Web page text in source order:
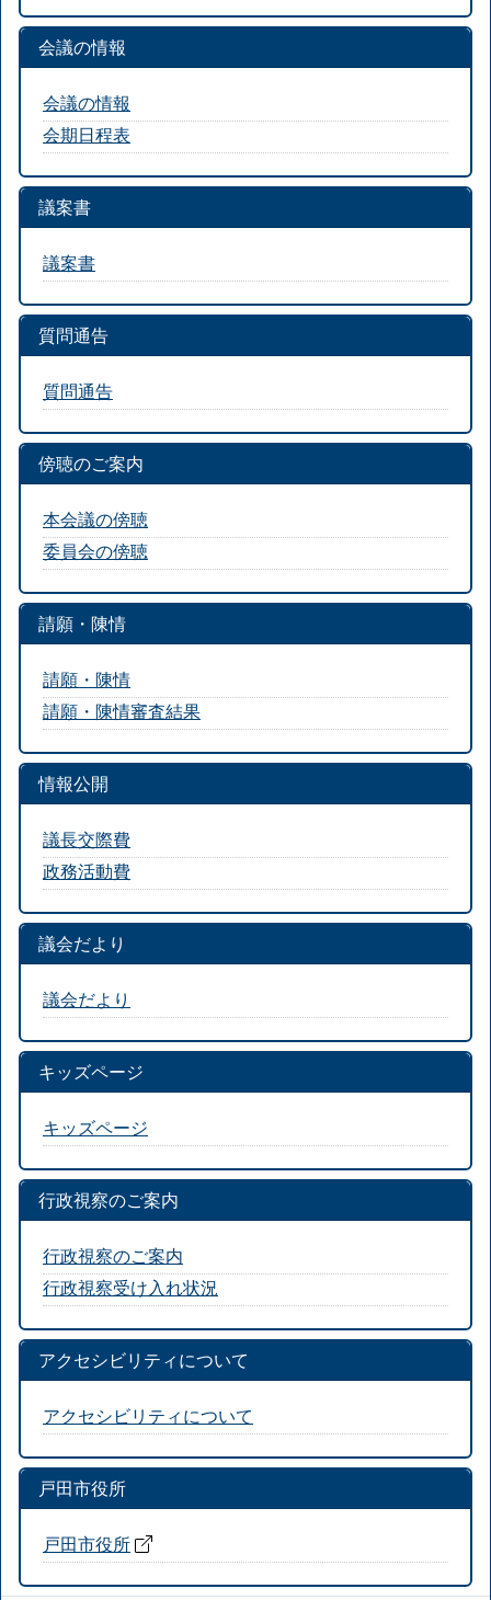
会議の情報
会議の情報
会期日程表
議案書
議案書
質問通告
質問通告
傍聴のご案内
本会議の傍聴
委員会の傍聴
請願・陳情
請願・陳情
請願・陳情審査結果
情報公開
議長交際費
政務活動費
議会だより
議会だより
キッズページ
キッズページ
行政視察のご案内
行政視察のご案内
行政視察受け入れ状況
アクセシビリティについて
アクセシビリティについて
戸田市役所
戸田市役所